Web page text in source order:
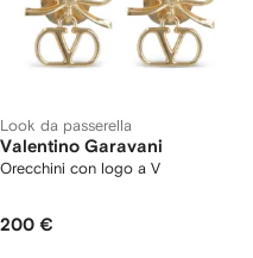
Look da passerella
Valentino Garavani
Orecchini con logo a V
200 €